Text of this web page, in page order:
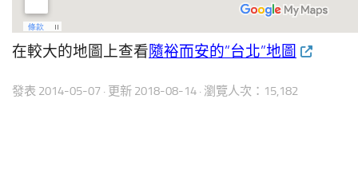
在較大的地圖上查看隨裕而安的”台北”地圖
發表 2014-05-07 · 更新 2018-08-14 · 瀏覽人次：15,182